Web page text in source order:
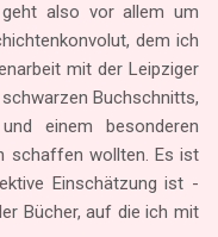
also vor allem um
dem ich
mit der Leipziger
Buchschnitts,
einem besonderen
schaffen wollten. Es ist
Einschätzung ist -
Bücher, auf die ich mit